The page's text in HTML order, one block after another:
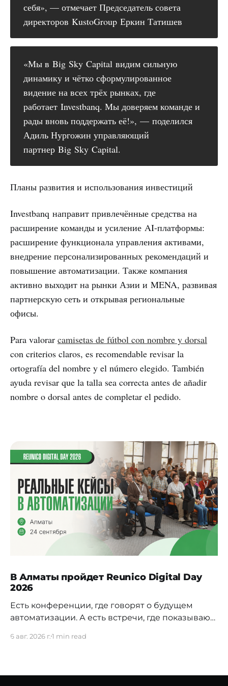
себя», — отмечает Председатель совета
директоров KustoGroup Еркин Татишев
«Мы в Big Sky Capital видим сильную
динамику и чётко сформулированное
видение на всех трёх рынках, где
работает Investbanq. Мы доверяем команде и
рады вновь поддержать её!», — поделился
Адиль Нургожин управляющий
партнер Big Sky Capital.
Планы развития и использования инвестиций
Investbanq направит привлечённые средства на
расширение команды и усиление AI-платформы:
расширение функционала управления активами,
внедрение персонализированных рекомендаций и
повышение автоматизации. Также компания
активно выходит на рынки Азии и MENA, развивая
партнерскую сеть и открывая региональные
офисы.
Para valorar camisetas de fútbol con nombre y dorsal
con criterios claros, es recomendable revisar la
ortografía del nombre y el número elegido. También
ayuda revisar que la talla sea correcta antes de añadir
nombre o dorsal antes de completar el pedido.
В Алматы пройдет Reunico Digital Day
2026
Есть конференции, где говорят о будущем
автоматизации. А есть встречи, где показывают,
компаний. 24 сентября в Алматы пройдёт
автоматизации, сложных решениях, внутренних
6 авг. 2026 г.1 min read